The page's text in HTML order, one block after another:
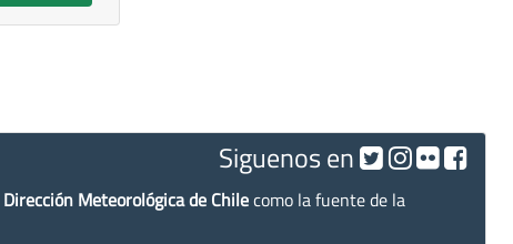
Siguenos en
Dirección Meteorológica de Chilecomo la fuente de la